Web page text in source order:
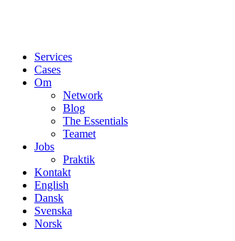
Services
Cases
Om
Network
Blog
The Essentials
Teamet
Jobs
Praktik
Kontakt
English
Dansk
Svenska
Norsk